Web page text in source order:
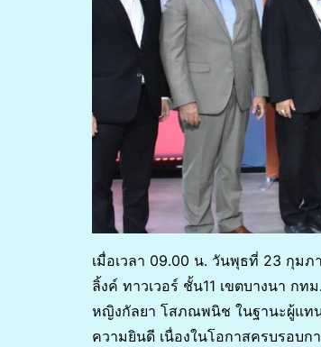
เมื่อเวลา 09.00 น. วันพุธที่ 23 กุม
ลิ้งค์ ทาวเวอร์ ชั้น11 เขตบางนา
หญิงกัลยา โสภณพนิช ในฐานะผู้แท
ความยินดี เนื่องในโอกาสครบรอบ